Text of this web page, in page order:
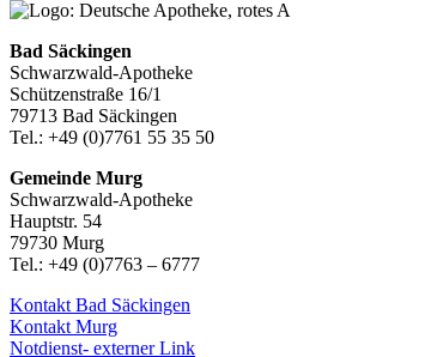
Bad Säckingen
Schwarzwald-Apotheke
Schützenstraße 16/1
79713 Bad Säckingen
Tel.: +49 (0)7761 55 35 50
Gemeinde Murg
Schwarzwald-Apotheke
Hauptstr. 54
79730 Murg
Tel.: +49 (0)7763 – 6777
Kontakt Bad Säckingen
Kontakt Murg
Notdienst- externer Link